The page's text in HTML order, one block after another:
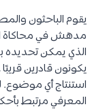
يقوم الباحثون
مدهش في محاكاة
الذي يمكن
يكونون قادرين
استنتاج أي
المعرفي مرتبط